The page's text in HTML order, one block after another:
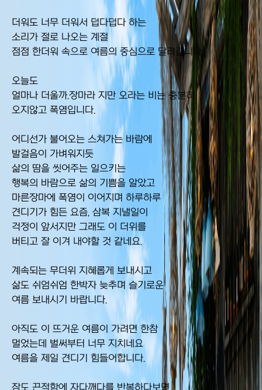
더워도 너무 더워서 덥다덥다 하는
소리가 절로 나오는 계절
점점 한더워 속으로 여름의 중심으로 달려갑니다.
오늘도
얼마나 더울까.장마라 지만 오라는 비는 충분히
오지않고 폭염입니다.
어디선가 불어오는 스쳐가는 바람에
발걸음이 가벼워지듯
삶의 땀을 씻어주는 일으키는
행복의 바람으로 삶의 기쁨을 알았고
마른장마에 폭염이 이어지며 하루하루
견디기가 힘든 요즘, 삼복 지낼일이
걱정이 앞서지만 그래도 이 더위를
버티고 잘 이겨 내야할 것 같네요.
계속되는 무더위 지혜롭게 보내시고
삶도 쉬엄쉬엄 한박자 늦추며 슬기로운
여름 보내시기 바랍니다.
아직도 이 뜨거운 여름이 가려면 한참
멀었는데 벌써부터 너무 지치네요
여름을 제일 견디기 힘들어합니다.
잠도 끈적함에 자다깨다를 반복하다보면